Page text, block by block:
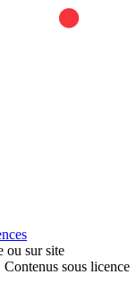
ou sur site
sous licence